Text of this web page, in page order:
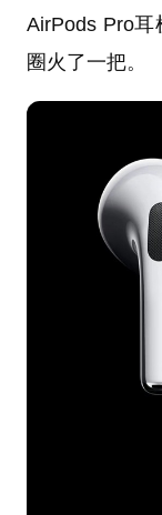
AirPods Pro
圈火了一把。